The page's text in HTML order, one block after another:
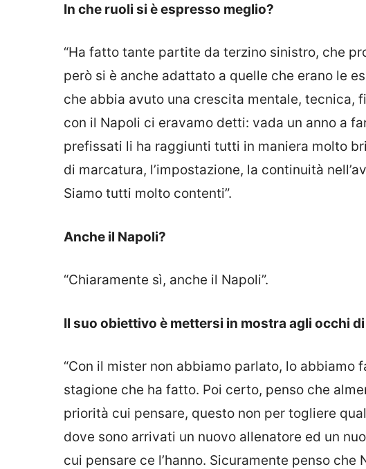
In che ruoli si è espresso meglio?
“Ha fatto tante partite da terzino sinistro, che
però si è anche adattato a quelle che erano le
che abbia avuto una crescita mentale, tecnica,
con il Napoli ci eravamo detti: vada un anno a
prefissati li ha raggiunti tutti in maniera molto
di marcatura, l’impostazione, la continuità
Siamo tutti molto contenti”.
Anche il Napoli?
“Chiaramente sì, anche il Napoli”.
Il suo obiettivo è mettersi in mostra agli occhi
“Con il mister non abbiamo parlato, lo
stagione che ha fatto. Poi certo, penso che
priorità cui pensare, questo non per togliere
dove sono arrivati un nuovo allenatore ed un
cui pensare ce l’hanno. Sicuramente penso